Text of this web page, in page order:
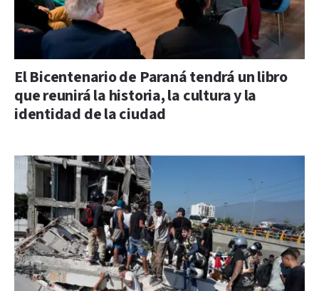
El Bicentenario de Paraná tendrá un libro
que reunirá la historia, la cultura y la
identidad de la ciudad